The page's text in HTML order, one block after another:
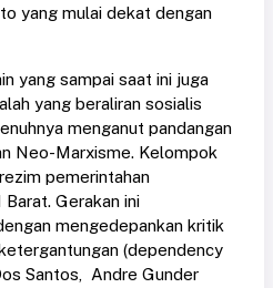
yang mulai dekat dengan
yang sampai saat ini juga
yang beraliran sosialis
menganut pandangan
Neo-Marxisme. Kelompok
pemerintahan
Gerakan ini
mengedepankan kritik
(dependency
Santos, Andre Gunder